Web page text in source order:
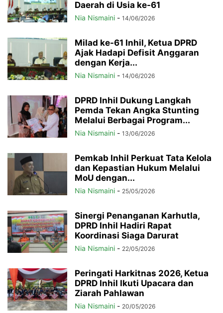
Daerah di Usia ke-61
Nia Nismaini - 14/06/2026
Milad ke-61 Inhil, Ketua DPRD
Ajak Hadapi Defisit Anggaran
dengan Kerja...
Nia Nismaini - 14/06/2026
DPRD Inhil Dukung Langkah
Pemda Tekan Angka Stunting
Melalui Berbagai Program...
Nia Nismaini - 13/06/2026
Pemkab Inhil Perkuat Tata Kelola
dan Kepastian Hukum Melalui
MoU dengan...
Nia Nismaini - 25/05/2026
Sinergi Penanganan Karhutla,
DPRD Inhil Hadiri Rapat
Koordinasi Siaga Darurat
Nia Nismaini - 22/05/2026
Peringati Harkitnas 2026, Ketua
DPRD Inhil Ikuti Upacara dan
Ziarah Pahlawan
Nia Nismaini - 20/05/2026